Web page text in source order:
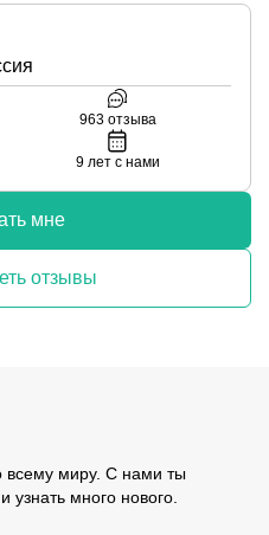
963 отзыва
9 лет с нами
мне
отзывы
всему миру. С нами ты
много нового.